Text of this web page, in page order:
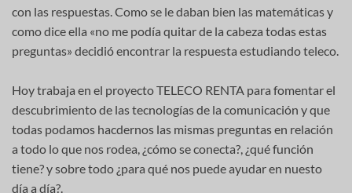
con las respuestas. Como se le daban bien las matemáticas y
como dice ella «no me podía quitar de la cabeza todas estas
preguntas» decidió encontrar la respuesta estudiando teleco.
Hoy trabaja en el proyecto TELECO RENTA para fomentar el
descubrimiento de las tecnologías de la comunicación y que
todas podamos hacdernos las mismas preguntas en relación
a todo lo que nos rodea, ¿cómo se conecta?, ¿qué función
tiene? y sobre todo ¿para qué nos puede ayudar en nuesto
día a día?.